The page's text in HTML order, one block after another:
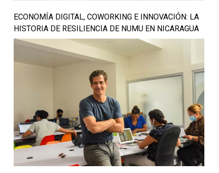
ECONOMÍA DIGITAL, COWORKING E INNOVACIÓN: LA
HISTORIA DE RESILIENCIA DE NUMU EN NICARAGUA